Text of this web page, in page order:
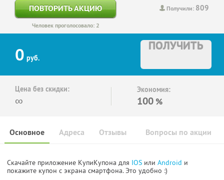
Получили: 809
ПОВТОРИТЬ АКЦИЮ
Человек проголосовало: 2
0 руб.
ПОЛУЧИТЬ
Цена без скидки:
∞
Экономия:
100 %
Основное Отзывы Вопросы по акции
Адреса
Скачайте приложение КупиКупона для IOS или Android и
покажите купон с экрана смартфона. Это удобно :)